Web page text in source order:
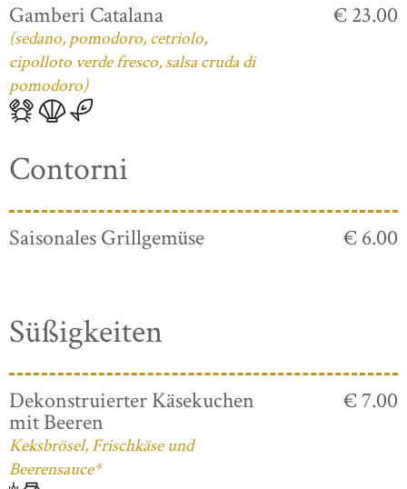
Gamberi Catalana
(sedano, pomodoro, cetriolo,
cipolloto verde fresco, salsa cruda di
pomodoro)
€ 23.00
Contorni
Saisonales Grillgemüse € 6.00
Süßigkeiten
Dekonstruierter Käsekuchen
mit Beeren
Keksbrösel, Frischkäse und
Beerensauce*
€ 7.00